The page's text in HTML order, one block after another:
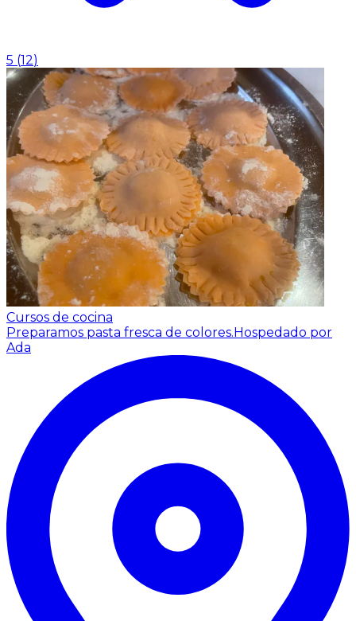
5 (12)
Cursos de cocina
Preparamos pasta fresca de colores. Hospedado por
Ada